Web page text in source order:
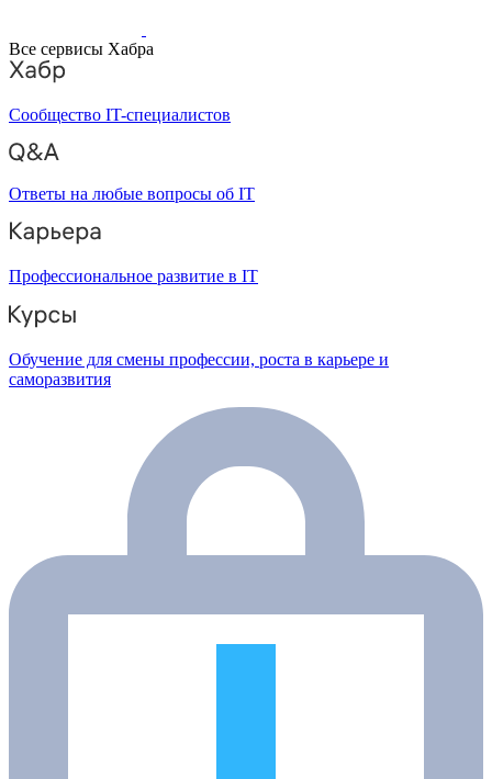
Все сервисы Хабра
Сообщество IT-специалистов
Ответы на любые вопросы об IT
Профессиональное развитие в IT
Обучение для смены профессии, роста в карьере и
саморазвития